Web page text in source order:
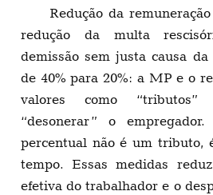
Redução da
redução da multa
demissão sem justa causa
de 40% para 20%: a MP e o
valores como “tributos”
“desonerar” o
percentual não é um tributo,
tempo. Essas medidas
efetiva do trabalhador e o